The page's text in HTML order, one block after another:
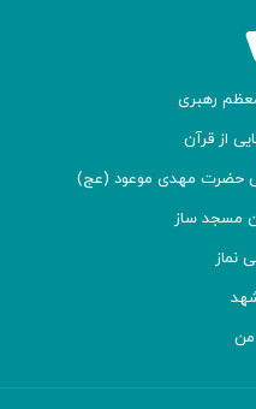
رهبری
از قرآن
حضرت مهدی موعود (عج)
مسجد ساز
نماز
من